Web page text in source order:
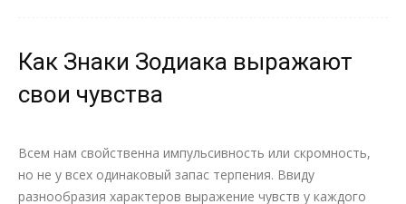
Как Знаки Зодиака выражают
свои чувства
Всем нам свойственна импульсивность или скромность,
но не у всех одинаковый запас терпения. Ввиду
разнообразия характеров выражение чувств у каждого